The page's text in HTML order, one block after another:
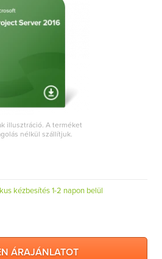
illusztráció. A terméket
nélkül szállítjuk.
kézbesítés 1-2 napon belül
ÁRAJÁNLATOT